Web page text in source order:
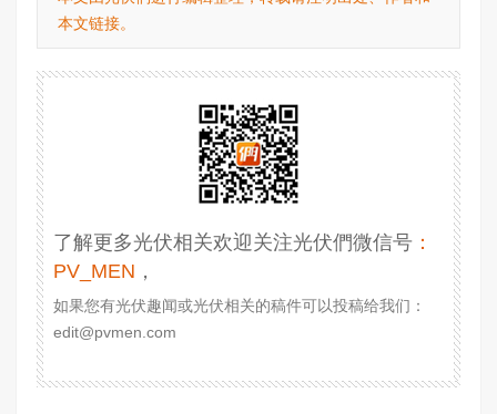
本文链接。
了解更多光伏相关欢迎关注光伏們微信号 ：
PV_MEN ，
如果您有光伏趣闻或光伏相关的稿件可以投稿给我们：
edit@pvmen.com